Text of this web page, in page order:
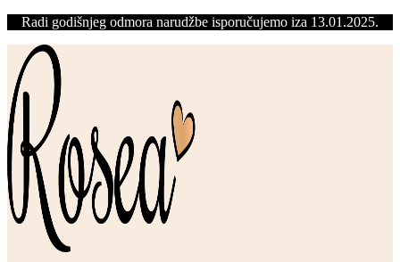
Radi godišnjeg odmora narudžbe isporučujemo iza 13.01.2025.